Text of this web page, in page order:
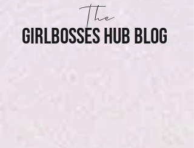
The
GIRLBOSSES HUB BLOG